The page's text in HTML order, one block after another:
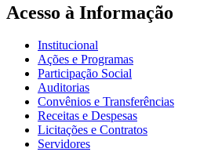
Acesso à Informação
Institucional
Ações e Programas
Participação Social
Auditorias
Convênios e Transferências
Receitas e Despesas
Licitações e Contratos
Servidores